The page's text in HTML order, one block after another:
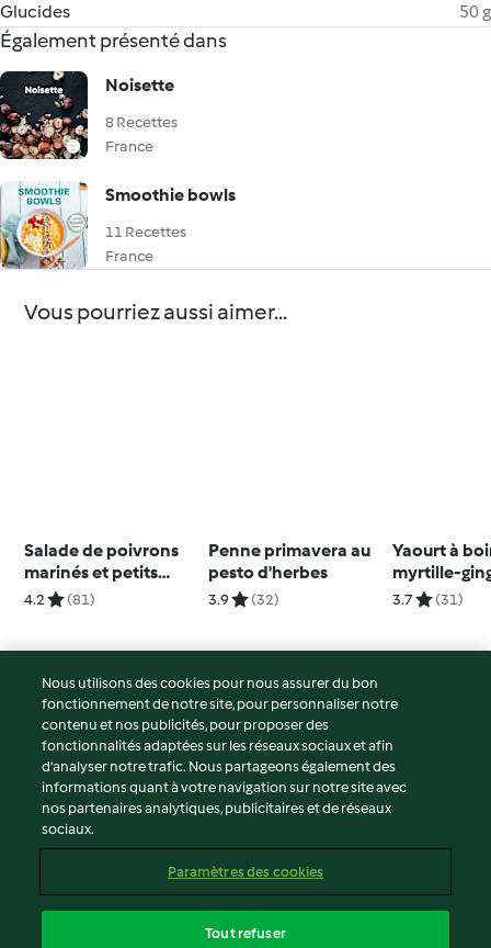
Glucides
50 g
Également présenté dans
Noisette
8 Recettes
France
Smoothie bowls
11 Recettes
France
Vous pourriez aussi aimer...
Salade de poivrons
marinés et petits
pains marocains
4.2 (81)
Penne primavera au
pesto d'herbes
3.9 (32)
Yaourt à
myrtille-
3.7 (31)
© Copyright 2026
Conditions d'utilisation
Politique de confidentialité
Non-responsabilité
Mentions légales
Contenu du rapport
Nous utilisons des cookies pour nous assurer du bon
fonctionnement de notre site, pour personnaliser notre
contenu et nos publicités, pour proposer des
fonctionnalités adaptées sur les réseaux sociaux et afin
d’analyser notre trafic. Nous partageons également des
informations quant à votre navigation sur notre site avec
nos partenaires analytiques, publicitaires et de réseaux
sociaux.
Paramètres des cookies
Tout refuser